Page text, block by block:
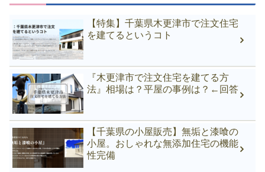
【特集】千葉県木更津市で注文住宅
を建てるというコト
『木更津市で注文住宅を建てる方
法』相場は？平屋の事例は？←回答
【千葉県の小屋販売】無垢と漆喰の
小屋。おしゃれな無添加住宅の機能
性完備